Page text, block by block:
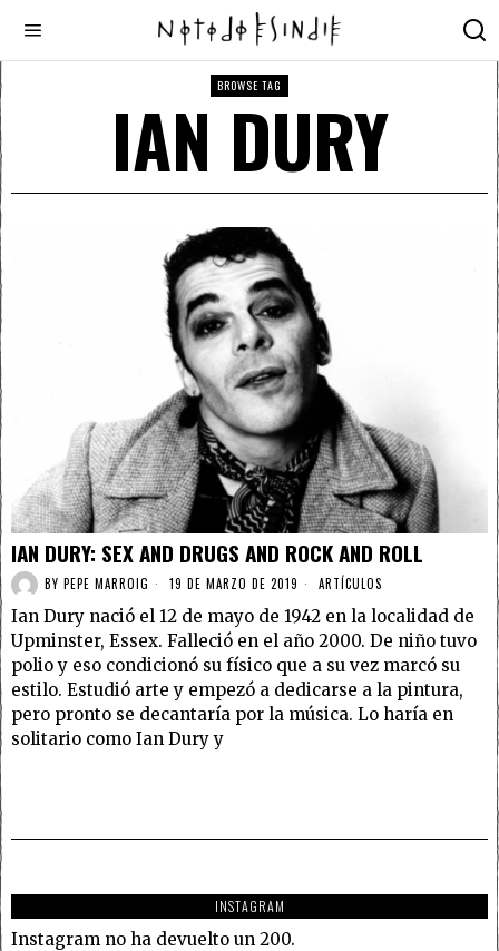
BROWSE TAG
IAN DURY
IAN DURY: SEX AND DRUGS AND ROCK AND ROLL
BY PEPE MARROIG 19 DE MARZO DE 2019 ARTÍCULOS
Ian Dury nació el 12 de mayo de 1942 en la localidad de
Upminster, Essex. Falleció en el año 2000. De niño tuvo
polio y eso condicionó su físico que a su vez marcó su
estilo. Estudió arte y empezó a dedicarse a la pintura,
pero pronto se decantaría por la música. Lo haría en
solitario como Ian Dury y
INSTAGRAM
Instagram no ha devuelto un 200.